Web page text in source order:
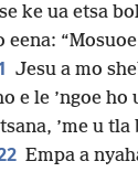
ke ua etsa
eena:
Jesu a mo
e le ’ngoe
’me u
Empa a